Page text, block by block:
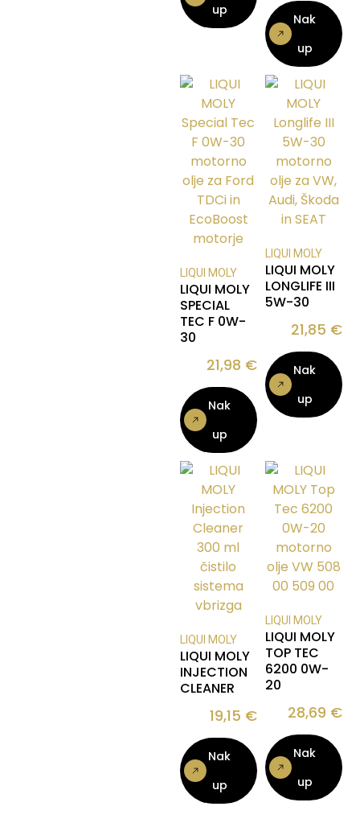
up
Nak
up
LIQUI MOLY
LIQUI MOLY
SPECIAL
TEC F 0W-
30
21,98 €
Nak
up
LIQUI MOLY
LIQUI MOLY
LONGLIFE III
5W-30
21,85 €
Nak
up
LIQUI MOLY
LIQUI MOLY
INJECTION
CLEANER
19,15 €
Nak
up
LIQUI MOLY
LIQUI MOLY
TOP TEC
6200 0W-
20
28,69 €
Nak
up